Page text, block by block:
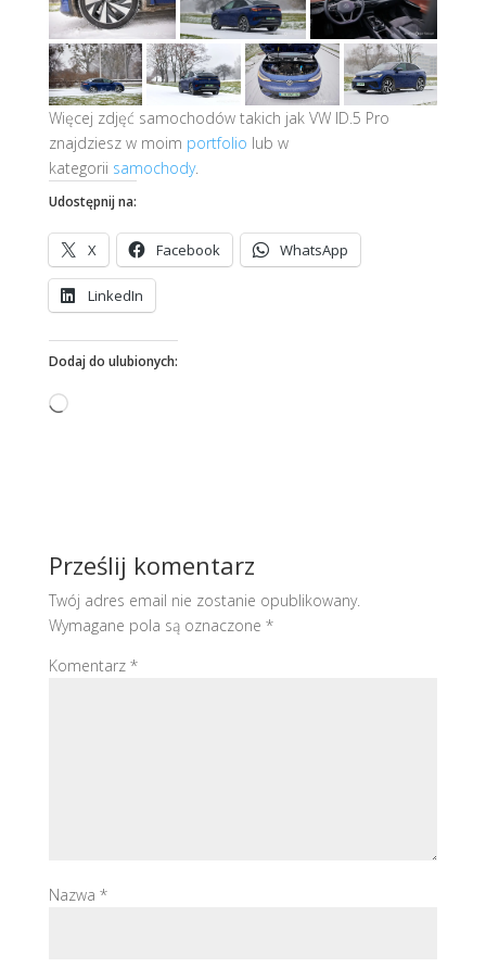
Więcej zdjęć samochodów takich jak VW ID.5 Pro
znajdziesz w moim portfolio lub w
kategorii samochody.
Udostępnij na:
X Facebook WhatsApp
LinkedIn
Dodaj do ulubionych:
Wczytywanie…
Prześlij komentarz
Twój adres email nie zostanie opublikowany.
Wymagane pola są oznaczone *
Komentarz *
Nazwa *